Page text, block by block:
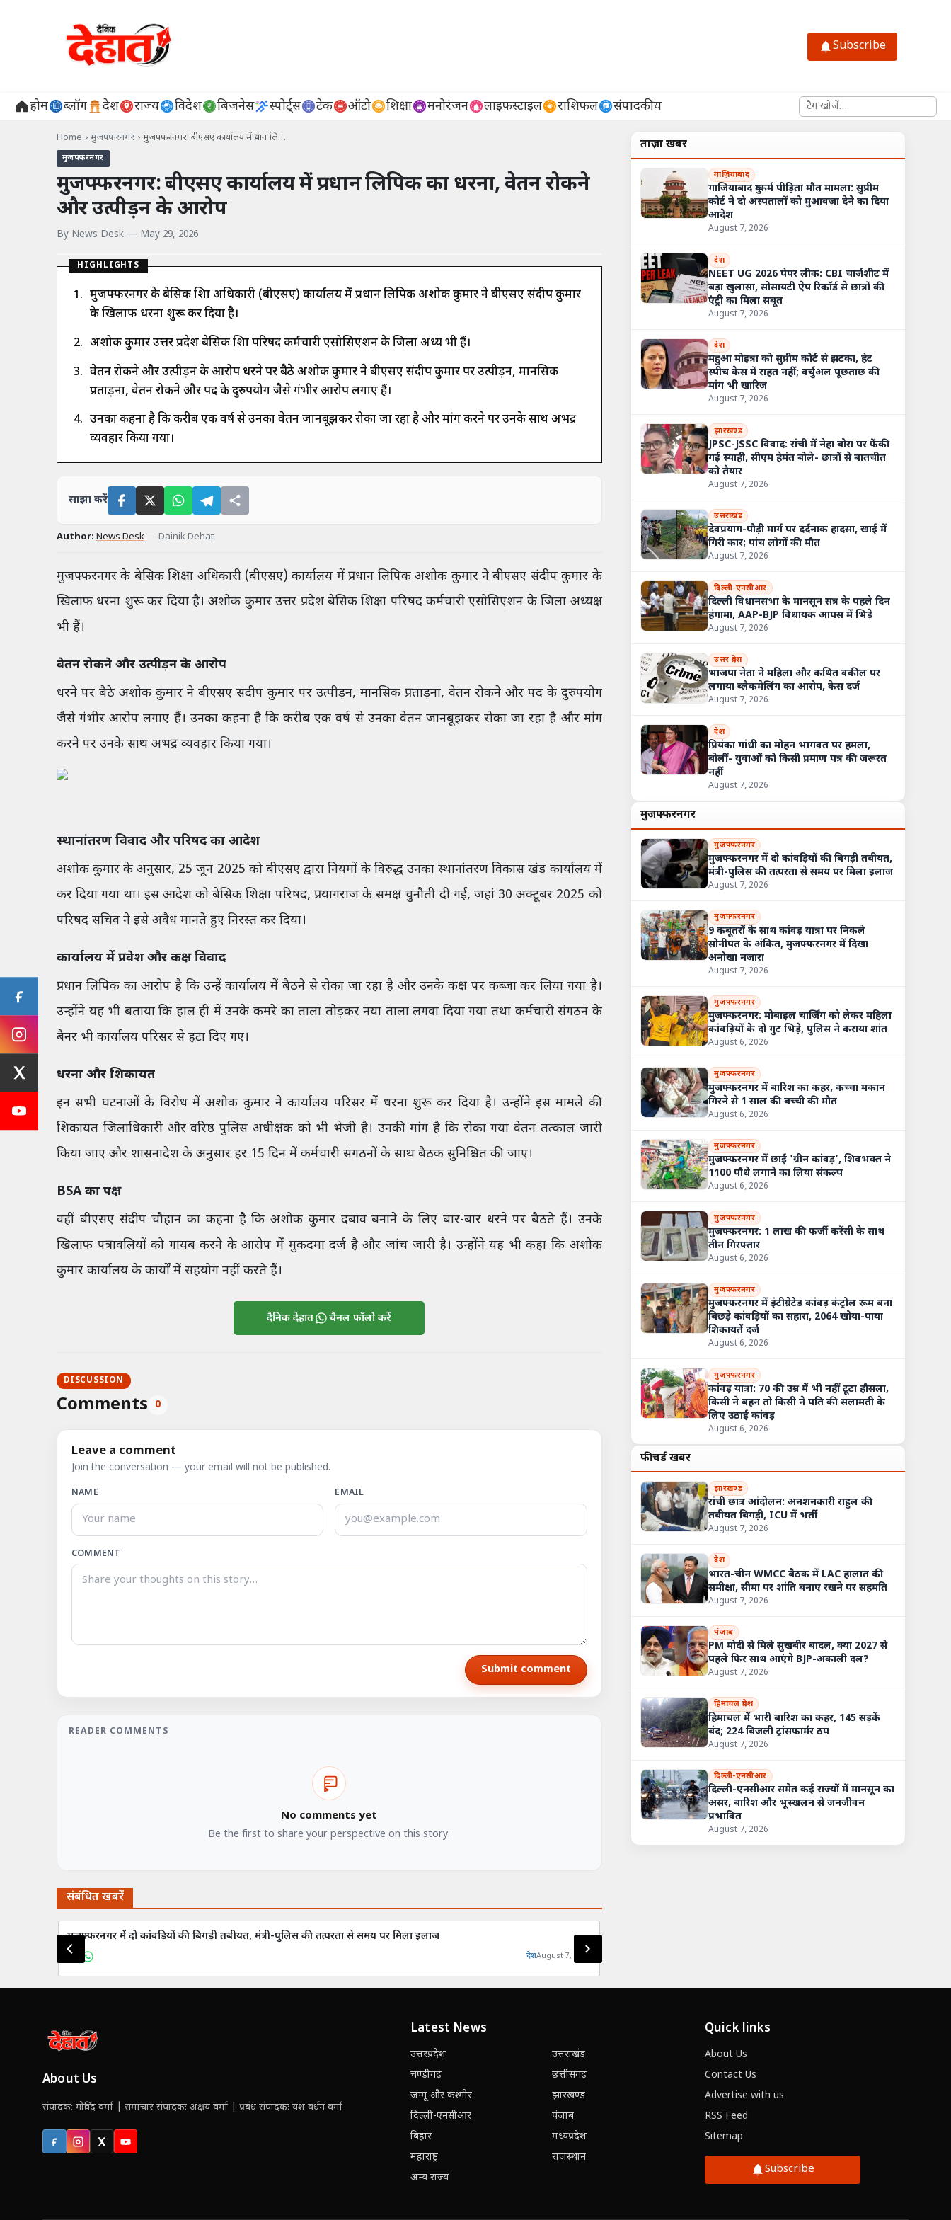
Subscribe
होम ब्लॉग देश राज्य विदेश बिजनेस स्पोर्ट्स टेक ऑटो शिक्षा मनोरंजन लाइफस्टाइल राशिफल संपादकीय साइट में खोजें
Home › मुजफ्फरनगर › मुजफ्फरनगर: बीएसए कार्यालय में प्रधान लि…
मुजफ्फरनगर
मुजफ्फरनगर: बीएसए कार्यालय में प्रधान लिपिक का धरना, वेतन रोकने
और उत्पीड़न के आरोप
By News Desk — May 29, 2026
HIGHLIGHTS
मुजफ्फरनगर के बेसिक शिक्षा अधिकारी (बीएसए) कार्यालय में प्रधान लिपिक अशोक कुमार ने बीएसए संदीप कुमार
के खिलाफ धरना शुरू कर दिया है।
अशोक कुमार उत्तर प्रदेश बेसिक शिक्षा परिषद कर्मचारी एसोसिएशन के जिला अध्यक्ष भी हैं।
वेतन रोकने और उत्पीड़न के आरोप धरने पर बैठे अशोक कुमार ने बीएसए संदीप कुमार पर उत्पीड़न, मानसिक
प्रताड़ना, वेतन रोकने और पद के दुरुपयोग जैसे गंभीर आरोप लगाए हैं।
उनका कहना है कि करीब एक वर्ष से उनका वेतन जानबूझकर रोका जा रहा है और मांग करने पर उनके साथ अभद्र
व्यवहार किया गया।
साझा करें
Author: News Desk — Dainik Dehat
मुजफ्फरनगर के बेसिक शिक्षा अधिकारी (बीएसए) कार्यालय में प्रधान लिपिक अशोक कुमार ने बीएसए संदीप कुमार के
खिलाफ धरना शुरू कर दिया है। अशोक कुमार उत्तर प्रदेश बेसिक शिक्षा परिषद कर्मचारी एसोसिएशन के जिला अध्यक्ष
भी हैं।
वेतन रोकने और उत्पीड़न के आरोप
धरने पर बैठे अशोक कुमार ने बीएसए संदीप कुमार पर उत्पीड़न, मानसिक प्रताड़ना, वेतन रोकने और पद के दुरुपयोग
जैसे गंभीर आरोप लगाए हैं। उनका कहना है कि करीब एक वर्ष से उनका वेतन जानबूझकर रोका जा रहा है और मांग
करने पर उनके साथ अभद्र व्यवहार किया गया।
स्थानांतरण विवाद और परिषद का आदेश
अशोक कुमार के अनुसार, 25 जून 2025 को बीएसए द्वारा नियमों के विरुद्ध उनका स्थानांतरण विकास खंड कार्यालय में
कर दिया गया था। इस आदेश को बेसिक शिक्षा परिषद, प्रयागराज के समक्ष चुनौती दी गई, जहां 30 अक्टूबर 2025 को
परिषद सचिव ने इसे अवैध मानते हुए निरस्त कर दिया।
कार्यालय में प्रवेश और कक्ष विवाद
प्रधान लिपिक का आरोप है कि उन्हें कार्यालय में बैठने से रोका जा रहा है और उनके कक्ष पर कब्जा कर लिया गया है।
उन्होंने यह भी बताया कि हाल ही में उनके कमरे का ताला तोड़कर नया ताला लगवा दिया गया तथा कर्मचारी संगठन के
बैनर भी कार्यालय परिसर से हटा दिए गए।
धरना और शिकायत
इन सभी घटनाओं के विरोध में अशोक कुमार ने कार्यालय परिसर में धरना शुरू कर दिया है। उन्होंने इस मामले की
शिकायत जिलाधिकारी और वरिष्ठ पुलिस अधीक्षक को भी भेजी है। उनकी मांग है कि रोका गया वेतन तत्काल जारी
किया जाए और शासनादेश के अनुसार हर 15 दिन में कर्मचारी संगठनों के साथ बैठक सुनिश्चित की जाए।
BSA का पक्ष
वहीं बीएसए संदीप चौहान का कहना है कि अशोक कुमार दबाव बनाने के लिए बार-बार धरने पर बैठते हैं। उनके
खिलाफ पत्रावलियों को गायब करने के आरोप में मुकदमा दर्ज है और जांच जारी है। उन्होंने यह भी कहा कि अशोक
कुमार कार्यालय के कार्यों में सहयोग नहीं करते हैं।
दैनिक देहात चैनल फॉलो करें
DISCUSSION
Comments 0
Leave a comment
Join the conversation — your email will not be published.
NAME EMAIL
COMMENT
Submit comment
READER COMMENTS
No comments yet
Be the first to share your perspective on this story.
संबंधित खबरें
मुजफ्फरनगर में दो कांवड़ियों की बिगड़ी तबीयत, मंत्री-पुलिस की तत्परता से समय पर मिला इलाज
देशAugust 7, 2026
ताज़ा खबरें
गाज़ियाबाद
गाजियाबाद दुष्कर्म पीड़िता मौत मामला: सुप्रीम
कोर्ट ने दो अस्पतालों को मुआवजा देने का दिया
आदेश
August 7, 2026
देश
NEET UG 2026 पेपर लीक: CBI चार्जशीट में
बड़ा खुलासा, सोसायटी ऐप रिकॉर्ड से छात्रों की
एंट्री का मिला सबूत
August 7, 2026
देश
महुआ मोइत्रा को सुप्रीम कोर्ट से झटका, हेट
स्पीच केस में राहत नहीं; वर्चुअल पूछताछ की
मांग भी खारिज
August 7, 2026
झारखण्ड
JPSC-JSSC विवाद: रांची में नेहा बोरा पर फेंकी
गई स्याही, सीएम हेमंत बोले- छात्रों से बातचीत
को तैयार
August 7, 2026
उत्तराखंड
देवप्रयाग-पौड़ी मार्ग पर दर्दनाक हादसा, खाई में
गिरी कार; पांच लोगों की मौत
August 7, 2026
दिल्ली-एनसीआर
दिल्ली विधानसभा के मानसून सत्र के पहले दिन
हंगामा, AAP-BJP विधायक आपस में भिड़े
August 7, 2026
उत्तर प्रदेश
भाजपा नेता ने महिला और कथित वकील पर
लगाया ब्लैकमेलिंग का आरोप, केस दर्ज
August 7, 2026
देश
प्रियंका गांधी का मोहन भागवत पर हमला,
बोलीं- युवाओं को किसी प्रमाण पत्र की जरूरत
नहीं
August 7, 2026
मुजफ्फरनगर
मुजफ्फरनगर
मुजफ्फरनगर में दो कांवड़ियों की बिगड़ी तबीयत,
मंत्री-पुलिस की तत्परता से समय पर मिला इलाज
August 7, 2026
मुजफ्फरनगर
9 कबूतरों के साथ कांवड़ यात्रा पर निकले
सोनीपत के अंकित, मुजफ्फरनगर में दिखा
अनोखा नजारा
August 7, 2026
मुजफ्फरनगर
मुजफ्फरनगर: मोबाइल चार्जिंग को लेकर महिला
कांवड़ियों के दो गुट भिड़े, पुलिस ने कराया शांत
August 6, 2026
मुजफ्फरनगर
मुजफ्फरनगर में बारिश का कहर, कच्चा मकान
गिरने से 1 साल की बच्ची की मौत
August 6, 2026
मुजफ्फरनगर
मुजफ्फरनगर में छाई 'ग्रीन कांवड़', शिवभक्त ने
1100 पौधे लगाने का लिया संकल्प
August 6, 2026
मुजफ्फरनगर
मुजफ्फरनगर: 1 लाख की फर्जी करेंसी के साथ
तीन गिरफ्तार
August 6, 2026
मुजफ्फरनगर
मुजफ्फरनगर में इंटीग्रेटेड कांवड़ कंट्रोल रूम बना
बिछड़े कांवड़ियों का सहारा, 2064 खोया-पाया
शिकायतें दर्ज
August 6, 2026
मुजफ्फरनगर
कांवड़ यात्रा: 70 की उम्र में भी नहीं टूटा हौसला,
किसी ने बहन तो किसी ने पति की सलामती के
लिए उठाई कांवड़
August 6, 2026
फीचर्ड खबरें
झारखण्ड
रांची छात्र आंदोलन: अनशनकारी राहुल की
तबीयत बिगड़ी, ICU में भर्ती
August 7, 2026
देश
भारत-चीन WMCC बैठक में LAC हालात की
समीक्षा, सीमा पर शांति बनाए रखने पर सहमति
August 7, 2026
पंजाब
PM मोदी से मिले सुखबीर बादल, क्या 2027 से
पहले फिर साथ आएंगे BJP-अकाली दल?
August 7, 2026
हिमाचल प्रदेश
हिमाचल में भारी बारिश का कहर, 145 सड़कें
बंद; 224 बिजली ट्रांसफार्मर ठप
August 7, 2026
दिल्ली-एनसीआर
दिल्ली-एनसीआर समेत कई राज्यों में मानसून का
असर, बारिश और भूस्खलन से जनजीवन
प्रभावित
August 7, 2026
About Us
संपादक: गोविंद वर्मा | समाचार संपादकः अक्षय वर्मा | प्रबंध संपादकः यश वर्धन वर्मा
FacebookInstagram
X (Twitter)
YouTube
Latest News
उत्तरप्रदेश
उत्तराखंड
चण्डीगढ़
छत्तीसगढ़
जम्मू और कश्मीर
झारखण्ड
दिल्ली-एनसीआर
पंजाब
बिहार
मध्यप्रदेश
महाराष्ट्र
राजस्थान
अन्य राज्य
Quick links
About Us
Contact Us
Advertise with us
RSS Feed
Sitemap
Subscribe